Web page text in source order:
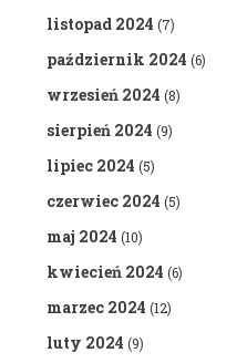
listopad 2024 (7)
październik 2024 (6)
wrzesień 2024 (8)
sierpień 2024 (9)
lipiec 2024 (5)
czerwiec 2024 (5)
maj 2024 (10)
kwiecień 2024 (6)
marzec 2024 (12)
luty 2024 (9)